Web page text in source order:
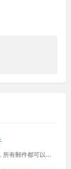
在 Postfix 中有一套 Mail Queue Management 機制，所有郵件都可以全自動的處理，但在發送大量郵件時，有些必要的維護就可能就有需要手動處理，例如刪除所有還在 Queue 中的...